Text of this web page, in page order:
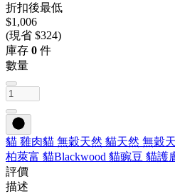
折扣後最低
$1,006
(現省 $324)
庫存 0 件
數量
貓 雞肉貓 無穀天然 貓天然 無穀
柏萊富 貓Blackwood 貓豌豆 貓護
評價
描述